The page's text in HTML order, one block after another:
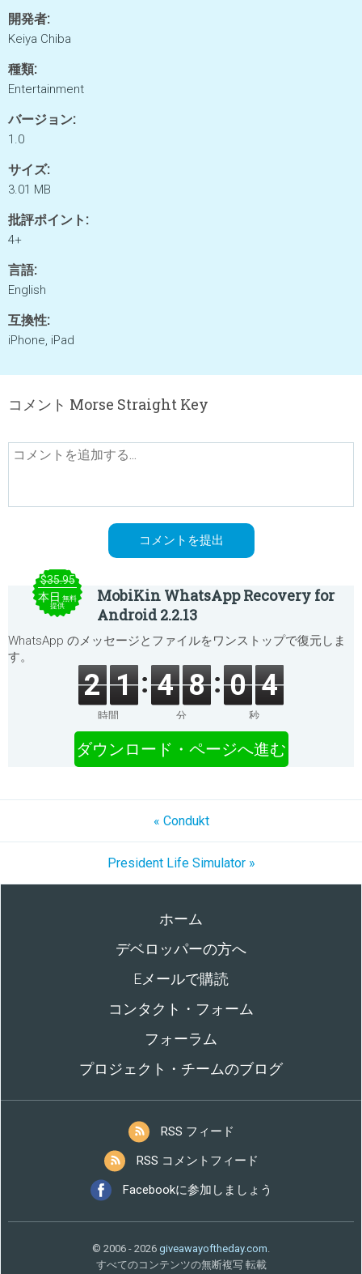
開発者:
Keiya Chiba
種類:
Entertainment
バージョン:
1.0
サイズ:
3.01 MB
批評ポイント:
4+
言語:
English
互換性:
iPhone, iPad
コメント Morse Straight Key
$35.95
本日 無料
提供
MobiKin WhatsApp Recovery for
Android 2.2.13
WhatsApp のメッセージとファイルをワンストップで復元しま
す。
2 1
時間
4 8
分
0 4
秒
ダウンロード・ページへ進む
« Condukt
President Life Simulator »
ホーム
デベロッパーの方へ
Eメールで購読
コンタクト・フォーム
フォーラム
プロジェクト・チームのブログ
RSS フィード
RSS コメントフィード
Facebookに参加しましょう
© 2006 - 2026 giveawayoftheday.com.
すべてのコンテンツの無断複写 転載